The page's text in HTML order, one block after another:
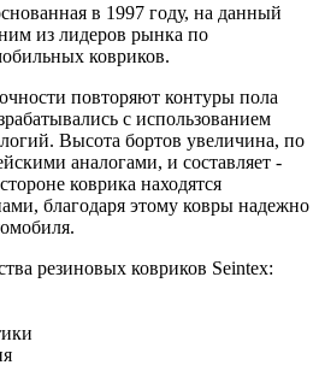
в 1997 году, на данный
из лидеров рынка по
ковриков.
повторяют контуры пола
с использованием
Высота бортов увеличина, по
аналогами, и составляет -
коврика находятся
благодаря этому ковры надежно
резиновых ковриков Seintex: